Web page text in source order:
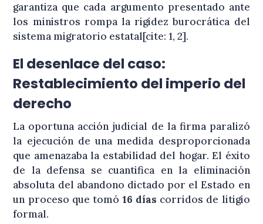
garantiza que cada argumento presentado ante
los ministros rompa la rigidez burocrática del
sistema migratorio estatal[cite: 1, 2].
El desenlace del caso:
Restablecimiento del imperio del
derecho
La oportuna acción judicial de la firma paralizó
la ejecución de una medida desproporcionada
que amenazaba la estabilidad del hogar. El éxito
de la defensa se cuantifica en la eliminación
absoluta del abandono dictado por el Estado en
un proceso que tomó 16 días corridos de litigio
formal.